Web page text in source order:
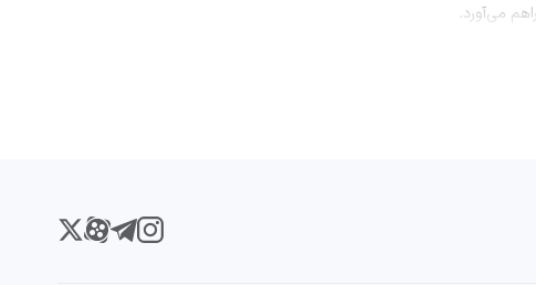
تراکنش‌ها، حجم ورودی و خروجی کیف پول‌ها و فعالیت شبکه بلاکچین